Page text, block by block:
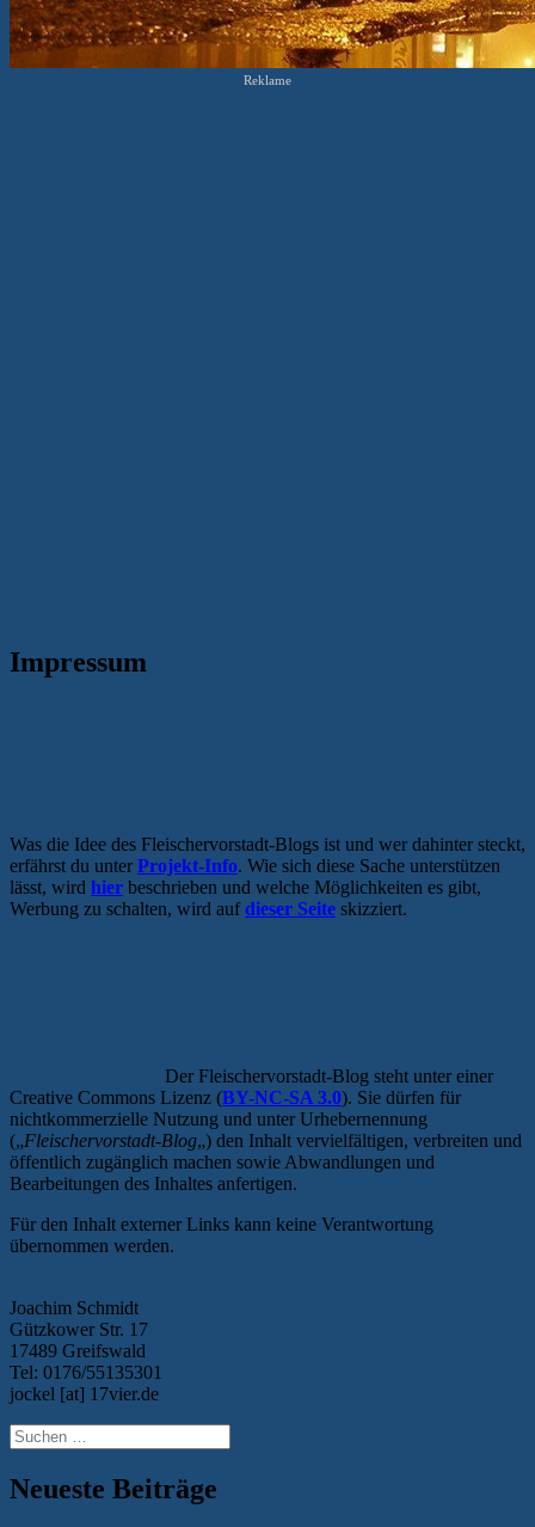
Reklame
Impressum
Was die Idee des Fleischervorstadt-Blogs ist und wer dahinter steckt,
erfährst du unter Projekt-Info. Wie sich diese Sache unterstützen
lässt, wird hier beschrieben und welche Möglichkeiten es gibt,
Werbung zu schalten, wird aufdieser Seite skizziert.
Der Fleischervorstadt-Blog steht unter einer
Creative Commons Lizenz (BY-NC-SA 3.0). Sie dürfen für
nichtkommerzielle Nutzung und unter Urhebernennung
(„Fleischervorstadt-Blog„) den Inhalt vervielfältigen, verbreiten und
öffentlich zugänglich machen sowie Abwandlungen und
Bearbeitungen des Inhaltes anfertigen.
Für den Inhalt externer Links kann keine Verantwortung
übernommen werden.
Joachim Schmidt
Gützkower Str. 17
17489 Greifswald
Tel: 0176/55135301
jockel [at] 17vier.de
Suchen
nach:
Neueste Beiträge